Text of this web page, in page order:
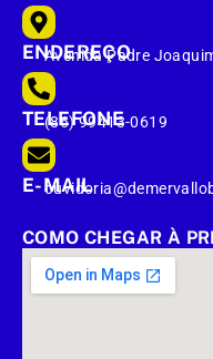
ENDEREÇO
Avenida Padre
TELEFONE
(86) 99413-0619
E-MAIL
COMO CHEGAR À